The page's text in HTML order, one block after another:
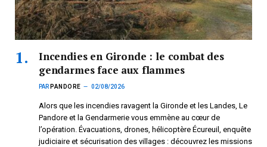
Incendies en Gironde : le combat des
gendarmes face aux flammes
PAR PANDORE 02/08/2026
Alors que les incendies ravagent la Gironde et les Landes, Le
Pandore et la Gendarmerie vous emmène au cœur de
l’opération. Évacuations, drones, hélicoptère Écureuil, enquête
judiciaire et sécurisation des villages : découvrez les missions